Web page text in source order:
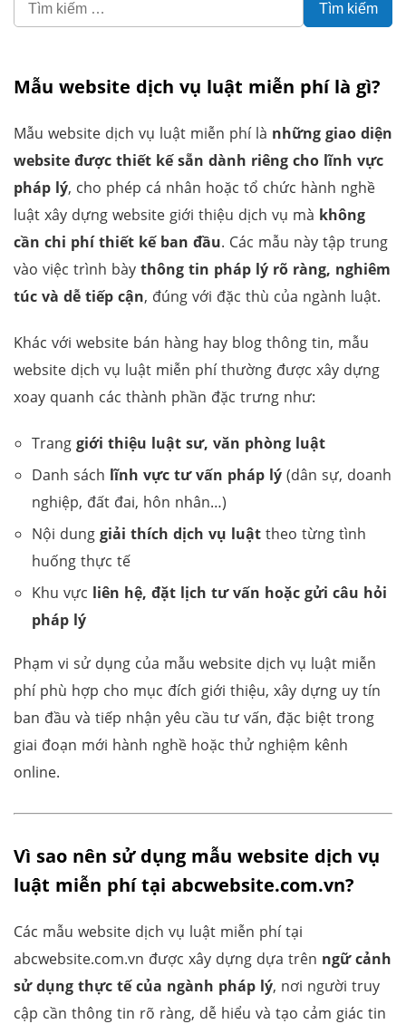
Mẫu website dịch vụ luật miễn phí là gì?
Mẫu website dịch vụ luật miễn phí là những giao diện
website được thiết kế sẵn dành riêng cho lĩnh vực
pháp lý, cho phép cá nhân hoặc tổ chức hành nghề
luật xây dựng website giới thiệu dịch vụ mà không
cần chi phí thiết kế ban đầu. Các mẫu này tập trung
vào việc trình bày thông tin pháp lý rõ ràng, nghiêm
túc và dễ tiếp cận, đúng với đặc thù của ngành luật.
Khác với website bán hàng hay blog thông tin, mẫu
website dịch vụ luật miễn phí thường được xây dựng
xoay quanh các thành phần đặc trưng như:
Trang giới thiệu luật sư, văn phòng luật
Danh sách lĩnh vực tư vấn pháp lý (dân sự, doanh
nghiệp, đất đai, hôn nhân…)
Nội dung giải thích dịch vụ luật theo từng tình
huống thực tế
Khu vực liên hệ, đặt lịch tư vấn hoặc gửi câu hỏi
pháp lý
Phạm vi sử dụng của mẫu website dịch vụ luật miễn
phí phù hợp cho mục đích giới thiệu, xây dựng uy tín
ban đầu và tiếp nhận yêu cầu tư vấn, đặc biệt trong
giai đoạn mới hành nghề hoặc thử nghiệm kênh
online.
Vì sao nên sử dụng mẫu website dịch vụ
luật miễn phí tại abcwebsite.com.vn?
Các mẫu website dịch vụ luật miễn phí tại
abcwebsite.com.vn được xây dựng dựa trên ngữ cảnh
sử dụng thực tế của ngành pháp lý, nơi người truy
cập cần thông tin rõ ràng, dễ hiểu và tạo cảm giác tin